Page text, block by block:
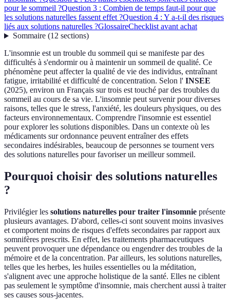
pour le sommeil ?Question 3 : Combien de temps faut-il pour que
les solutions naturelles fassent effet ?Question 4 : Y a-t-il des risques
liés aux solutions naturelles ?GlossaireChecklist avant achat
Sommaire(12 sections)
L'insomnie est un trouble du sommeil qui se manifeste par des
difficultés à s'endormir ou à maintenir un sommeil de qualité. Ce
phénomène peut affecter la qualité de vie des individus, entraînant
fatigue, irritabilité et difficulté de concentration. Selon l' INSEE
(2025), environ un Français sur trois est touché par des troubles du
sommeil au cours de sa vie. L'insomnie peut survenir pour diverses
raisons, telles que le stress, l'anxiété, les douleurs physiques, ou des
facteurs environnementaux. Comprendre l'insomnie est essentiel
pour explorer les solutions disponibles. Dans un contexte où les
médicaments sur ordonnance peuvent entraîner des effets
secondaires indésirables, beaucoup de personnes se tournent vers
des solutions naturelles pour favoriser un meilleur sommeil.
Pourquoi choisir des solutions naturelles
?
Privilégier les solutions naturelles pour traiter l'insomnie présente
plusieurs avantages. D'abord, celles-ci sont souvent moins invasives
et comportent moins de risques d'effets secondaires par rapport aux
somnifères prescrits. En effet, les traitements pharmaceutiques
peuvent provoquer une dépendance ou engendrer des troubles de la
mémoire et de la concentration. Par ailleurs, les solutions naturelles,
telles que les herbes, les huiles essentielles ou la méditation,
s'alignent avec une approche holistique de la santé. Elles ne ciblent
pas seulement le symptôme d'insomnie, mais cherchent aussi à traiter
ses causes sous-jacentes.